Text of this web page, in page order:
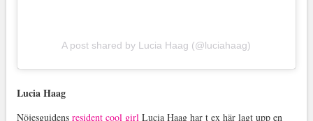
A post shared by Lucia Haag (@luciahaag)
Lucia Haag
Nöjesguidens resident cool girlLucia Haag har t ex här lagt upp en